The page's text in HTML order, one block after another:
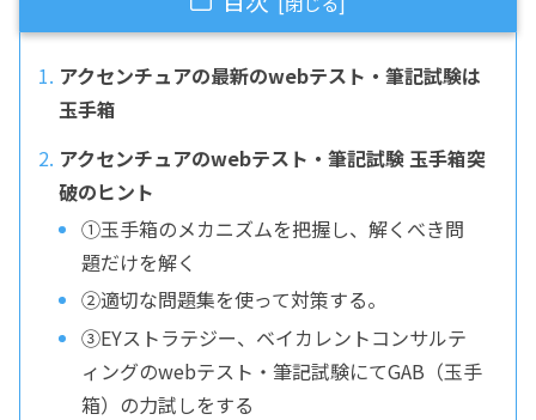
アクセンチュアの最新のwebテスト・筆記試験は
玉手箱
アクセンチュアのwebテスト・筆記試験 玉手箱突
破のヒント
①玉手箱のメカニズムを把握し、解くべき問
題だけを解く
②適切な問題集を使って対策する。
③EYストラテジー、ベイカレントコンサルテ
ィングのwebテスト・筆記試験にてGAB（玉手
箱）の力試しをする